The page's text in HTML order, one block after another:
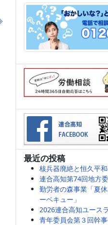
最近の投稿
核兵器廃絶と恒久平
連合高知第74回地方
勤労者の森事業「夏
ーベキュー」
2026連合高知ユース
青年委員会第３回幹